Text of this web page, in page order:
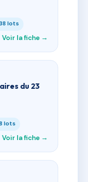
lots
Voir la fiche →
du 23
lots
Voir la fiche →